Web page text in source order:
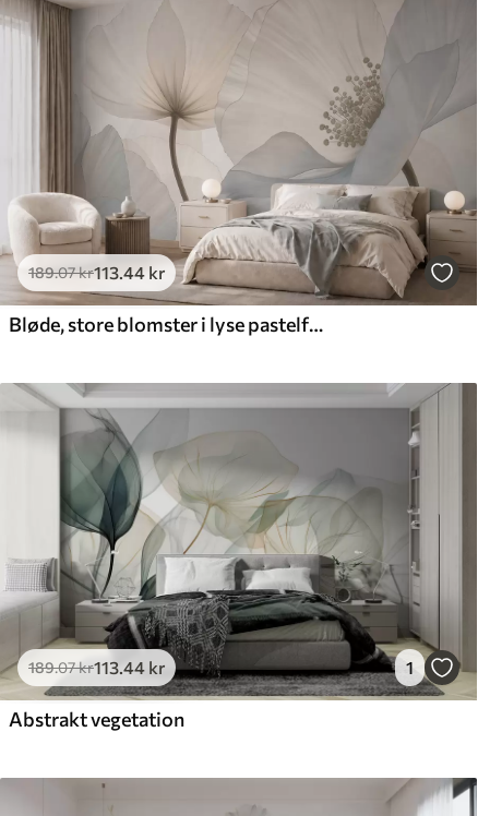
Rengøring
Tapetet kan rengøres
kan rengøres med vand.
Anvendelsesmetode Problemfri anvendelse
Tilgængelige materialer
Standard
385.83231.50kr/m² 448
Premium vinyl
189.07kr113 .44 kr
Bløde, store blomster i lyse pastelfarver
189.07kr113.44 kr 1
Abstrakt vegetation